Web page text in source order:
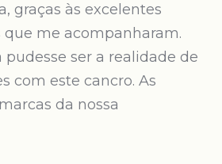
graças às excelentes
me acompanharam.
pudesse ser a realidade de
com este cancro. As
da nossa